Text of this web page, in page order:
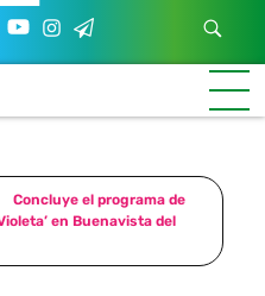
Concluye el programa de
en Buenavista del